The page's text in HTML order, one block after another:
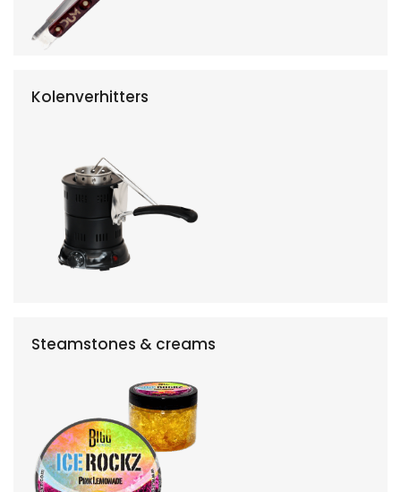
Kolenverhitters
Steamstones & creams